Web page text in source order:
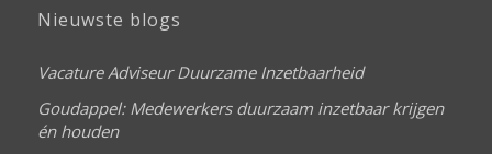
Nieuwste blogs
Vacature Adviseur Duurzame Inzetbaarheid
Goudappel: Medewerkers duurzaam inzetbaar krijgen
én houden